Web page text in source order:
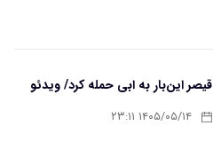
قیصر این‌بار به ابی حمله کرد/ ویدئو
۱۴۰۵/۰۵/۱۴ ۲۳:۱۱